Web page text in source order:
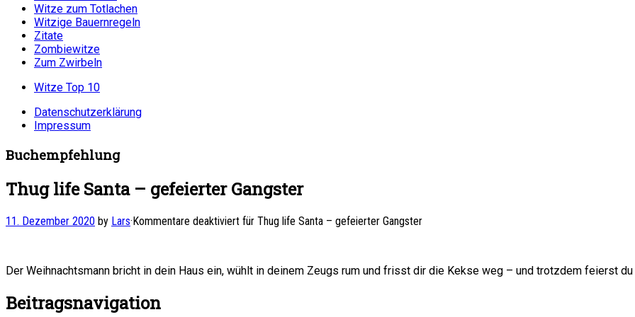
Witze zum Totlachen
Witzige Bauernregeln
Zitate
Zombiewitze
Zum Zwirbeln
Witze Top 10
Datenschutzerklärung
Impressum
Buchempfehlung
Thug life Santa – gefeierter Gangster
11. Dezember 2020 by Lars·Kommentare deaktiviert für Thug life Santa – gefeierter Gangster
Der Weihnachtsmann bricht in dein Haus ein, wühlt in deinem Zeugs rum und frisst dir die Kekse weg – und trotzdem feierst du
Beitragsnavigation